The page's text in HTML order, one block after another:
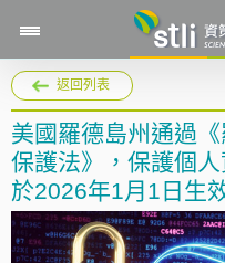
返回列表
美國羅德島州通過
保護法》，保護個
於2026年1月1日生